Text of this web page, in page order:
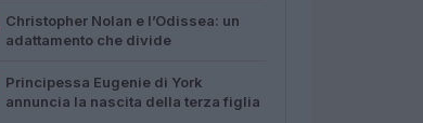
Christopher Nolan e l’Odissea: un
adattamento che divide
Principessa Eugenie di York
annuncia la nascita della terza figlia